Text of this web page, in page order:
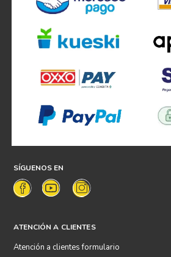
SÍGUENOS EN
ATENCIÓN A CLIENTES
Atención a clientes formulario